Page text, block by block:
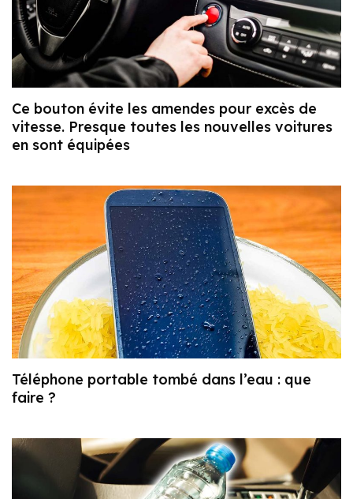
Ce bouton évite les amendes pour excès de
vitesse. Presque toutes les nouvelles voitures
en sont équipées
Téléphone portable tombé dans l’eau : que
faire ?